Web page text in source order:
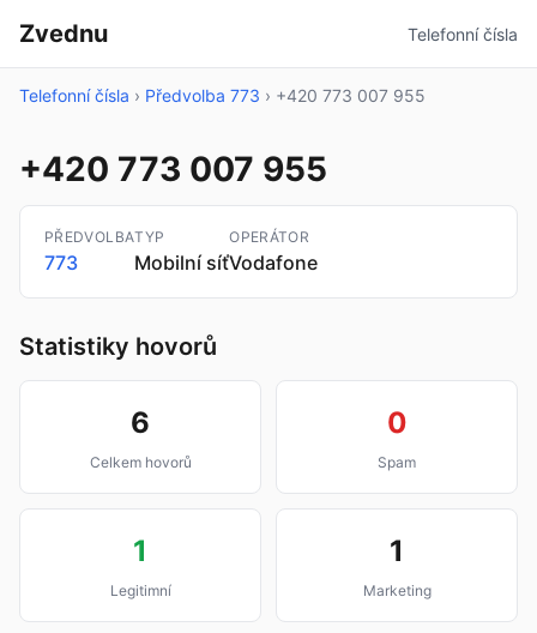
Zvednu Telefonní čísla
Telefonní čísla › Předvolba 773 › +420 773 007 955
+420 773 007 955
PŘEDVOLBA
773
TYP
Mobilní síť
OPERÁTOR
Vodafone
Statistiky hovorů
6
Celkem hovorů
0
Spam
1
Legitimní
1
Marketing